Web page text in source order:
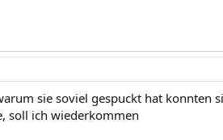
sie soviel gespuckt hat konnten
soll ich wiederkommen